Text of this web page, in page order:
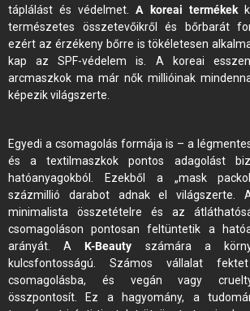
táplálást és védelmet.A koreai termékek
természetes összetevőikről és bőrbarát
ezért az érzékeny bőrre is tökéletesen
kap az SPF-védelem is. A koreai
arcmaszkok ma már nők millióinak
képezik világszerte.
Egyedi a csomagolás formája is – a
és a textilmaszkok pontos adagolást
hatóanyagokból. Ezekből a „mask
százmillió darabot adnak el világszerte.
minimalista összetételre és az
csomagoláson pontosan feltüntetik a
arányát. A K-Beauty számára a
kulcsfontosságú. Számos vállalat
csomagolásba, és vegán vagy
összpontosít. Ez a hagyomány, a